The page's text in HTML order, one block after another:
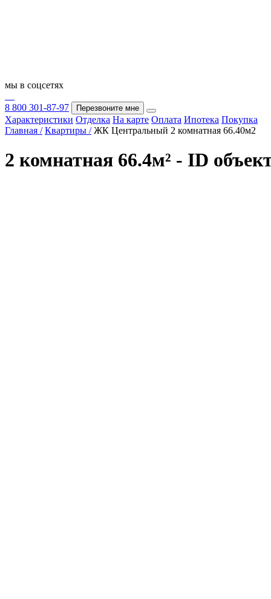
мы в соцсетях
8 800 301-87-97 Перезвоните мне
Характеристики Отделка На карте Оплата Ипотека Покупка
Главная / Квартиры / ЖК Центральный 2 комнатная 66.40м2
2 комнатная 66.4м² - ID